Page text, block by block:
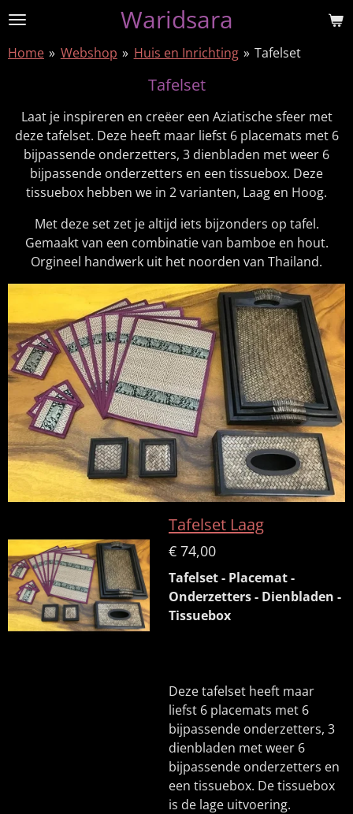
Ga
naar
Waridsara
Home » Webshop » Huis en Inrichting » Tafelset
Tafelset
Laat je inspireren en creëer een Aziatische sfeer met
deze tafelset. Deze heeft maar liefst 6 placemats met 6
bijpassende onderzetters, 3 dienbladen met weer 6
bijpassende onderzetters en een tissuebox. Deze
tissuebox hebben we in 2 varianten, Laag en Hoog.
Met deze set zet je altijd iets bijzonders op tafel.
Gemaakt van een combinatie van bamboe en hout.
Orgineel handwerk uit het noorden van Thailand.
Tafelset Laag
€ 74,00
Tafelset - Placemat -
Onderzetters - Dienbladen -
Tissuebox
Deze tafelset heeft maar
liefst 6 placemats met 6
bijpassende onderzetters, 3
dienbladen met weer 6
bijpassende onderzetters en
een tissuebox. De tissuebox
is de lage uitvoering.